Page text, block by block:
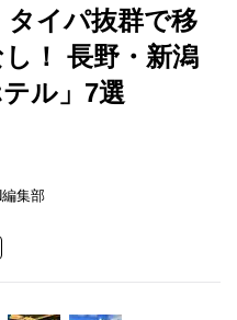
タイパ抜群で移
！ 長野・新潟
ル」7選
集部